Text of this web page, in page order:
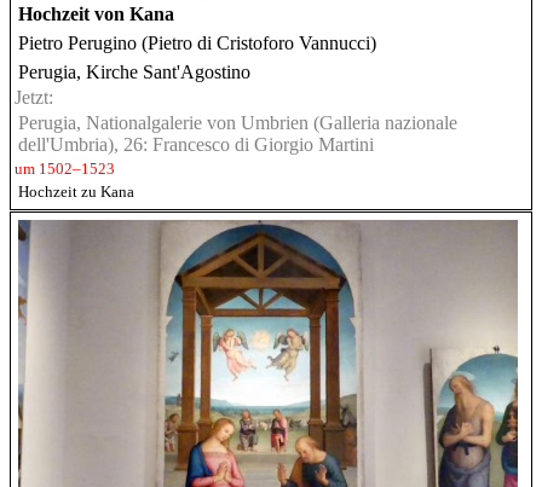
Hochzeit von Kana
Pietro Perugino (Pietro di Cristoforo Vannucci)
Perugia, Kirche Sant'Agostino
Jetzt:
Perugia, Nationalgalerie von Umbrien (Galleria nazionale
dell'Umbria), 26: Francesco di Giorgio Martini
um 1502–1523
Hochzeit zu Kana